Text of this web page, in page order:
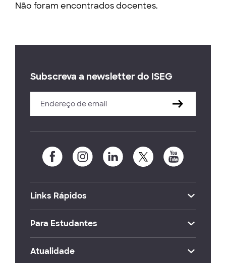
Não foram encontrados docentes.
Subscreva a newsletter do ISEG
Links Rápidos
Para Estudantes
Atualidade